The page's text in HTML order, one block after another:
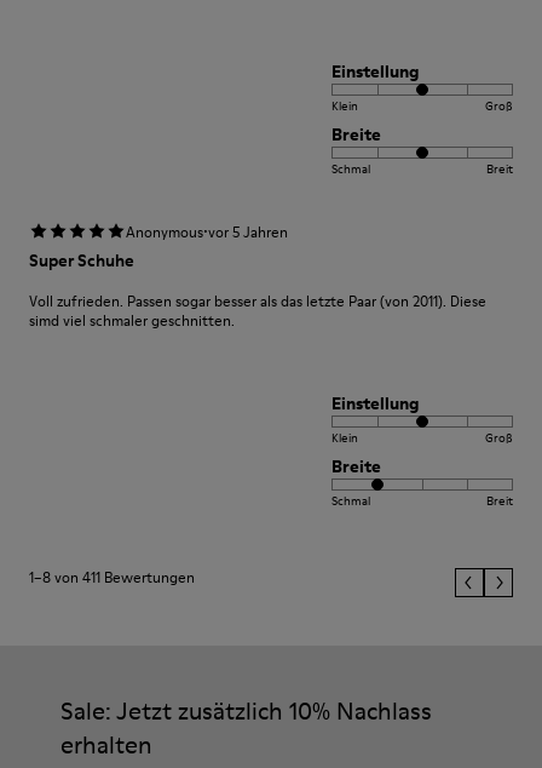
Einstellung
Klein Groß
Breite
Schmal Breit
Anonymous·vor 5 Jahren
Super Schuhe
Voll zufrieden. Passen sogar besser als das letzte Paar (von 2011). Diese
simd viel schmaler geschnitten.
Einstellung
Klein Groß
Breite
Schmal Breit
1–8 von 411 Bewertungen
Sale: Jetzt zusätzlich 10% Nachlass
erhalten